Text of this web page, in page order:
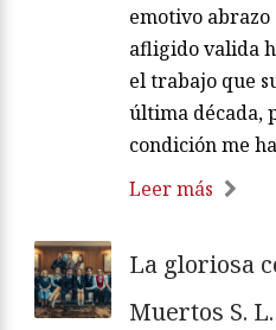
emotivo abrazo
afligido valida
el trabajo que
última década,
condición me
Leer más
La gloriosa
Muertos S.